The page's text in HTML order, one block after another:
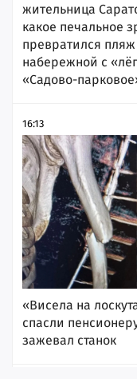
жительница
какое печальное
превратился
набережной с
«Садово-
16:13
«Висела на
спасли
зажевал станок